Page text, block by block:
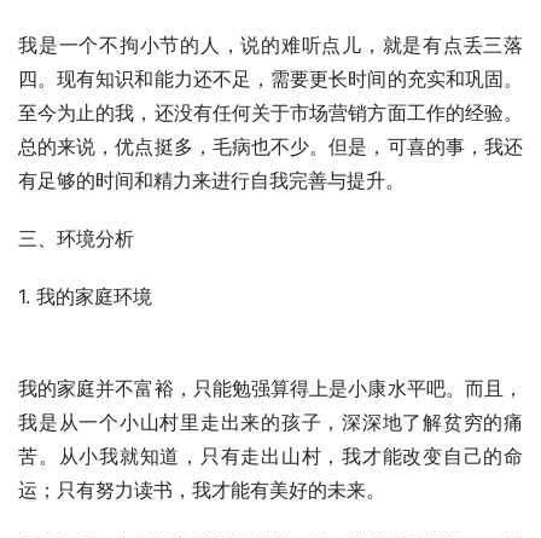
我是一个不拘小节的人，说的难听点儿，就是有点丢三落
四。现有知识和能力还不足，需要更长时间的充实和巩固。
至今为止的我，还没有任何关于市场营销方面工作的经验。
总的来说，优点挺多，毛病也不少。但是，可喜的事，我还
有足够的时间和精力来进行自我完善与提升。
三、环境分析
1. 我的家庭环境
我的家庭并不富裕，只能勉强算得上是小康水平吧。而且，
我是从一个小山村里走出来的孩子，深深地了解贫穷的痛
苦。从小我就知道，只有走出山村，我才能改变自己的命
运；只有努力读书，我才能有美好的未来。